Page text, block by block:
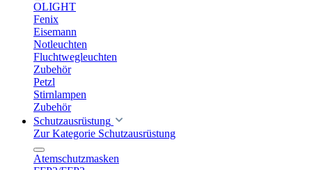
OLIGHT
Fenix
Eisemann
Notleuchten
Fluchtwegleuchten
Zubehör
Petzl
Stirnlampen
Zubehör
Schutzausrüstung
Zur Kategorie Schutzausrüstung
Atemschutzmasken